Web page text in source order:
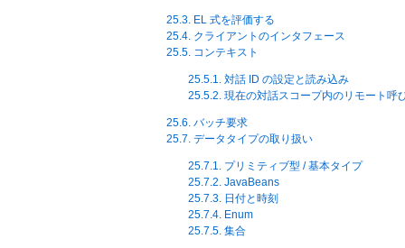
25.3. EL 式を評価する
25.4. クライアントのインタフェース
25.5. コンテキスト
25.5.1. 対話 ID の設定と読み込み
25.5.2. 現在の対話スコープ内のリモート呼
25.6. バッチ要求
25.7. データタイプの取り扱い
25.7.1. プリミティブ型 / 基本タイプ
25.7.2. JavaBeans
25.7.3. 日付と時刻
25.7.4. Enum
25.7.5. 集合